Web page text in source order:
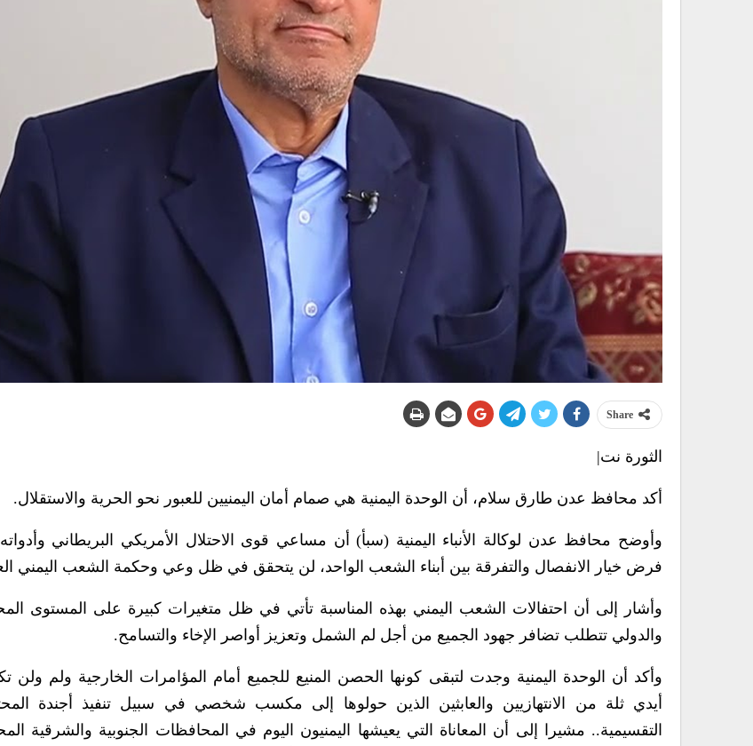
Share
الثورة نت|
أكد محافظ عدن طارق سلام، أن الوحدة اليمنية هي صمام أمان اليمنيين للعبور نحو الحرية والاستقلال.
وأوضح محافظ عدن لوكالة الأنباء اليمنية (سبأ) أن مساعي قوى الاحتلال الأمريكي البريطاني
فرض خيار الانفصال والتفرقة بين أبناء الشعب الواحد، لن يتحقق في ظل وعي وحكمة الشعب اليمني
وأشار إلى أن احتفالات الشعب اليمني بهذه المناسبة تأتي في ظل متغيرات كبيرة على المستوى
والدولي تتطلب تضافر جهود الجميع من أجل لم الشمل وتعزيز أواصر الإخاء والتسامح.
وأكد أن الوحدة اليمنية وجدت لتبقى كونها الحصن المنيع للجميع أمام المؤامرات الخارجية ولم ولن
أيدي ثلة من الانتهازيين والعابثين الذين حولوها إلى مكسب شخصي في سبيل تنفيذ أجندة
التقسيمية.. مشيرا إلى أن المعاناة التي يعيشها اليمنيون اليوم في المحافظات الجنوبية والشرقية